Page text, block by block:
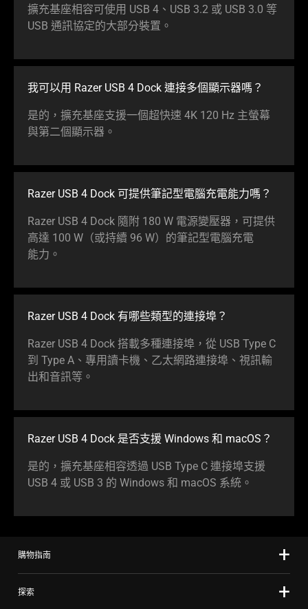
擴充基座相容可使用 USB 4、USB 3.2 或 USB 3.0 等
USB 通訊協定的大部分裝置 。
我可以用 Razer USB 4 Dock 連接多個顯示器嗎 ？
是的，擴充基座支援一個超快速 4K 120 Hz 主螢幕
與第二個顯示器 。
Razer USB 4 Dock 可提供筆記型電腦充電能力嗎 ？
Razer USB 4 Dock 隨附 180 W 電源變壓器，可提供
高達 100 W（或持續 96 W）的筆記型電腦充電
能力 。
Razer USB 4 Dock 有哪些類型的連接埠 ？
Razer USB 4 Dock 搭載多種連接埠，從 USB Type C
到 Type A、專用讀卡機、乙太網路連接埠、視訊輸
出和音訊等 。
Razer USB 4 Dock 是否支援 Windows 和 macOS？
是的，擴充基座相容透過 USB Type C 連接埠支援
USB 4 或 USB 3 的 Windows 和 macOS 系統 。
購物指南
探索